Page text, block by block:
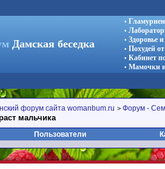
Дамская беседка
•
•
• Здоровье
• Похудей
• Кабинет
• Мамочки
форум сайта womanbum.ru > Форум -
мальчика
Пользователи